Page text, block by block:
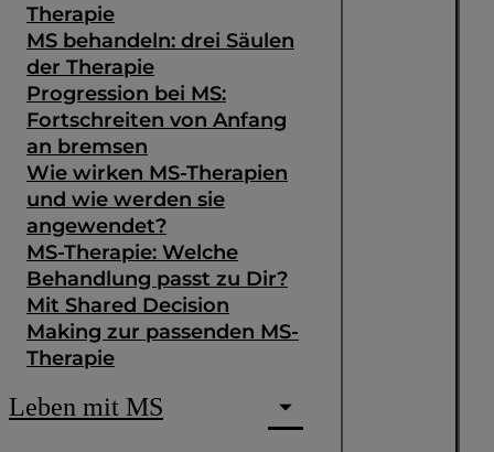
Therapie
MS behandeln: drei Säulen
der Therapie
Progression bei MS:
Fortschreiten von Anfang
an bremsen
Wie wirken MS-Therapien
und wie werden sie
angewendet?
MS-Therapie: Welche
Behandlung passt zu Dir?
Mit Shared Decision
Making zur passenden MS-
Therapie
Leben mit MS